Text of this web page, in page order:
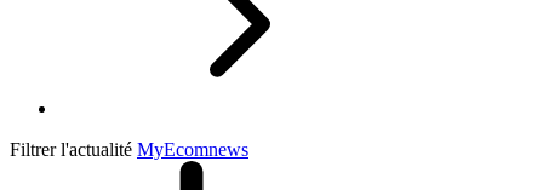
Filtrer l'actualité MyEcomnews